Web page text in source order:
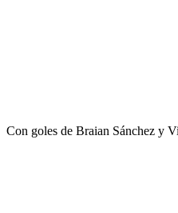
Con goles de Braian Sánchez y